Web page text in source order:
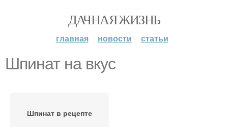
ДАЧНАЯ ЖИЗНЬ
главная новости статьи
Шпинат на вкус
Шпинат в рецепте